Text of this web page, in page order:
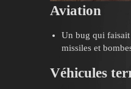
Aviation
Un bug qui faisait
missiles et
Véhicules